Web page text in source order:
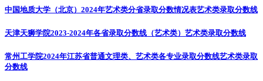
中国地质大学（北京）2024年艺术类分省录取分数情况表艺术类录取分数线
天津天狮学院2023-2024年各省录取分数线（艺术类） 艺术类录取分数线
常州工学院2024年江苏省普通文理类、艺术类各专业录取分数线艺术类录取
分数线